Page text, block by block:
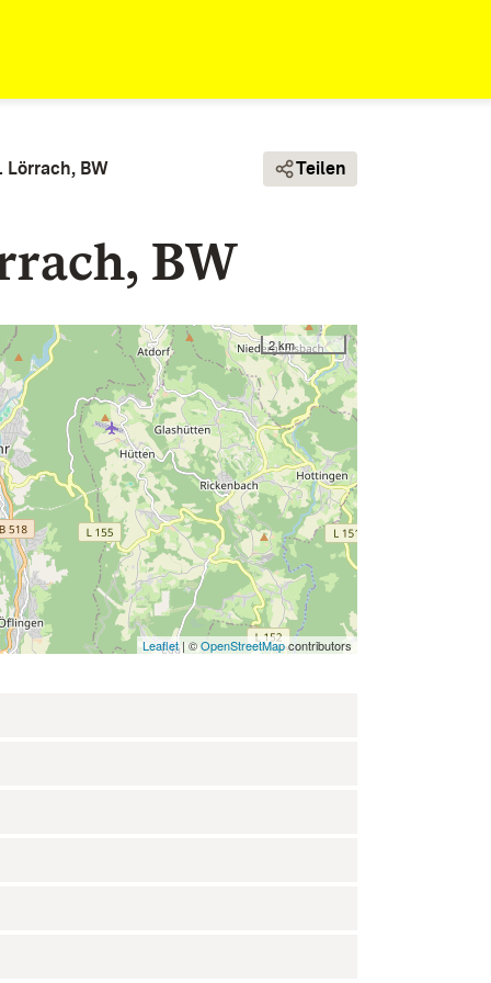
Lörrach, BW Teilen
BW
2 km
Leaflet| ©OpenStreetMapcontributors